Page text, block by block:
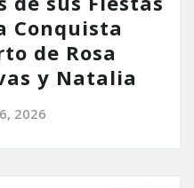
Conquista
de Rosa
y Natalia
2026